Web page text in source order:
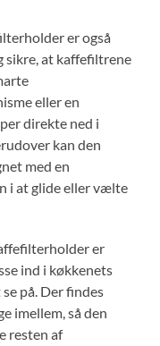
er også
sikre, at kaffefiltrene
eller en
direkte ned i
kan den
med en
i at glide eller vælte
er
ind i køkkenets
på. Der findes
imellem, så den
resten af